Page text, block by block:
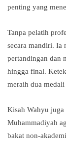
penting yang
Tanpa pelatih
secara mandiri. Ia
pertandingan dan
hingga final.
meraih dua medali
Kisah Wahyu
Muhammadiyah
bakat non-